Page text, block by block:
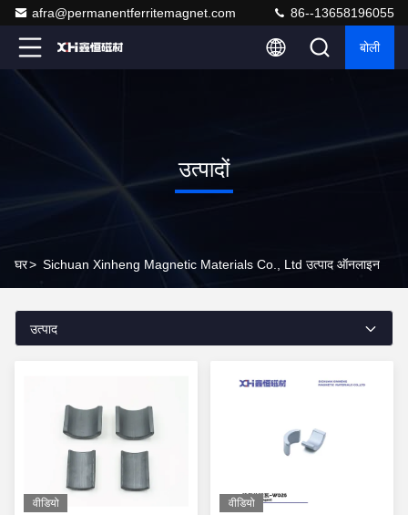
afra@permanentferritemagnet.com 86--13658196055
बोली
उत्पादों
घर> Sichuan Xinheng Magnetic Materials Co., Ltd उत्पाद ऑनलाइन
उत्पाद
वीडियो वीडियो